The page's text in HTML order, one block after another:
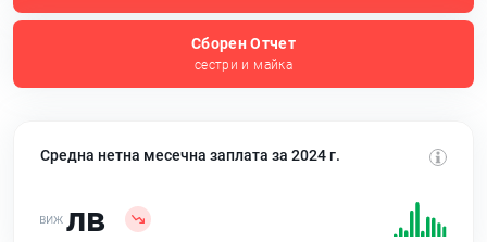
Сборен Отчет
сестри и майка
Средна нетна месечна заплата за 2024 г.
лв